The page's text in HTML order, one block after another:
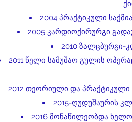
2004 პრაქტიკული
2005 კარდიოქირურგი
2010 ზალცბურგი-
2011 წელი სამუშაო გულის
2012 თეორიული და პრაქტიკული
2015-ღუდუშაურის
2016 მონაწილეობდა